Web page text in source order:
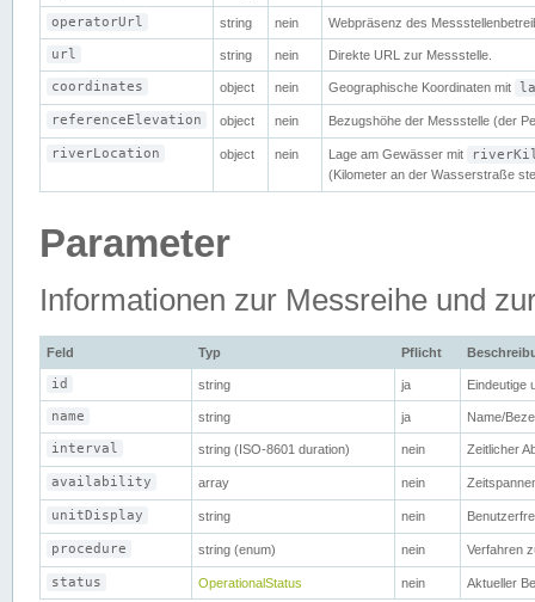
operatorUrl string nein Webpräsenz des
url string nein Direkte URL zur Messstelle.
coordinates object nein Geographische Koordinaten mit
referenceElevation object nein Bezugshöhe der Messstelle (der
riverLocation object nein Lage am Gewässer mit
(Kilometer an der Wasserstraße
Parameter
Informationen zur Messreihe und
Feld Typ Pflicht
id string ja Eindeutige
name string ja Name/
interval string (ISO-8601 duration) nein Zeitlicher
availability array nein
unitDisplay string nein
procedure string (enum) nein Verfahren
status OperationalStatus nein Aktueller